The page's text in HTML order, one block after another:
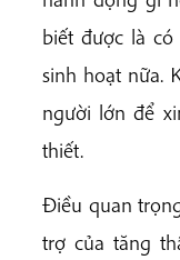
biết được là
sinh hoạt nữa.
người lớn để
thiết.
Điều quan
trợ của tăng